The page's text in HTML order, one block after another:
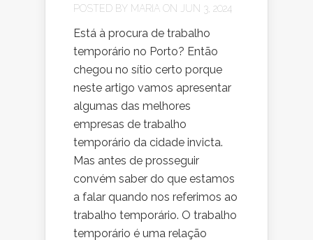
POSTED BY MARIA ON JUN 3, 2024
Está à procura de trabalho
temporário no Porto? Então
chegou no sítio certo porque
neste artigo vamos apresentar
algumas das melhores
empresas de trabalho
temporário da cidade invicta.
Mas antes de prosseguir
convém saber do que estamos
a falar quando nos referimos ao
trabalho temporário. O trabalho
temporário é uma relação